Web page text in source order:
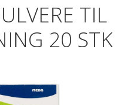
TIL
20 STK